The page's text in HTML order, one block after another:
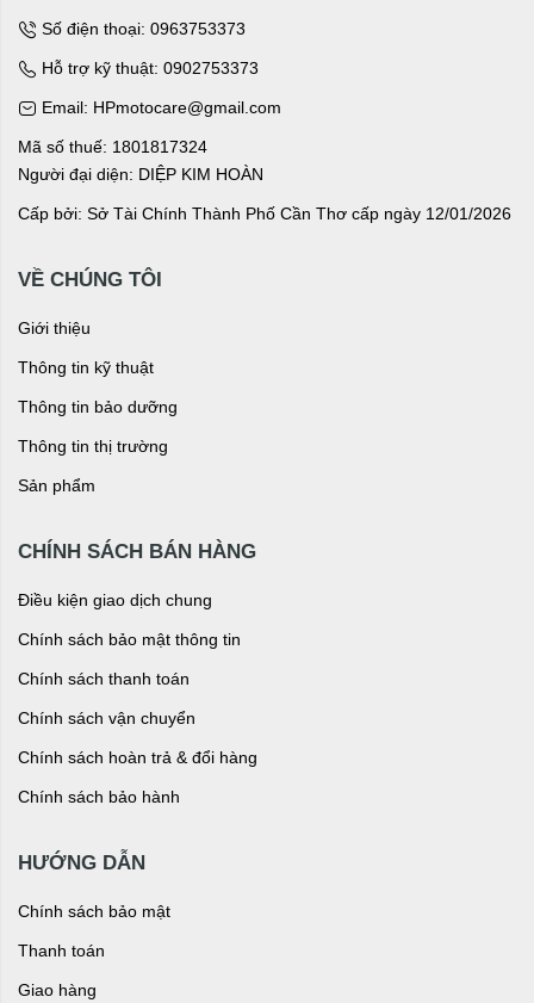
Số điện thoại: 0963753373
Hỗ trợ kỹ thuật: 0902753373
Email: HPmotocare@gmail.com
Mã số thuế: 1801817324
Người đại diện: DIỆP KIM HOÀN
Cấp bởi: Sở Tài Chính Thành Phố Cần Thơ cấp ngày 12/01/2026
VỀ CHÚNG TÔI
Giới thiệu
Thông tin kỹ thuật
Thông tin bảo dưỡng
Thông tin thị trường
Sản phẩm
CHÍNH SÁCH BÁN HÀNG
Điều kiện giao dịch chung
Chính sách bảo mật thông tin
Chính sách thanh toán
Chính sách vận chuyển
Chính sách hoàn trả & đổi hàng
Chính sách bảo hành
HƯỚNG DẪN
Chính sách bảo mật
Thanh toán
Giao hàng